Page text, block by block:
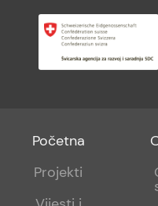
Footer
menu
Početna
Projekti